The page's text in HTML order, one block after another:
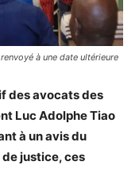
à une date ultérieure
des avocats des
Luc Adolphe Tiao
à un avis du
justice, ces